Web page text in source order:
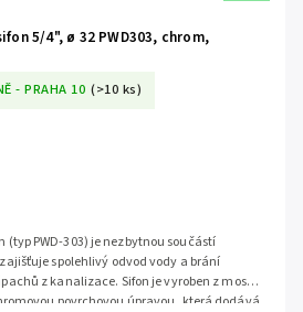
5/4", ø 32 PWD303, chrom,
- PRAHA 10 (>10 ks)
(typ PWD-303) je nezbytnou součástí
spolehlivý odvod vody a brání
z kanalizace. Sifon je vyroben z mosazi
povrchovou úpravou, která dodává